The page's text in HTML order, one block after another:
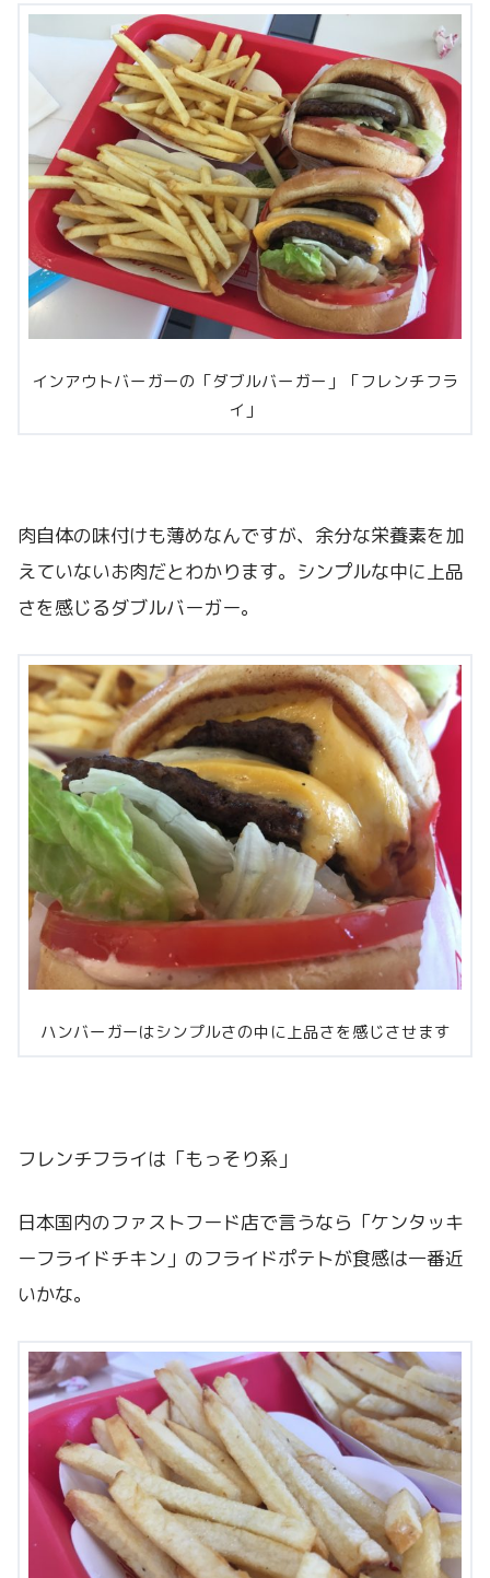
インアウトバーガーの「ダブルバーガー」「フレンチフラ
イ」
肉自体の味付けも薄めなんですが、余分な栄養素を加
えていないお肉だとわかります。シンプルな中に上品
さを感じるダブルバーガー。
ハンバーガーはシンプルさの中に上品さを感じさせます
フレンチフライは「もっそり系」
日本国内のファストフード店で言うなら「ケンタッキ
ーフライドチキン」のフライドポテトが食感は一番近
いかな。